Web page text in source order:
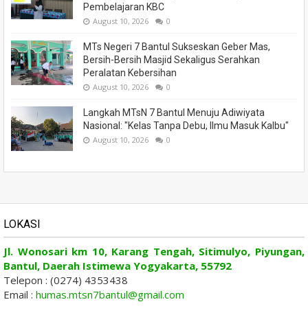
Pembelajaran KBC
August 10, 2026 0
MTs Negeri 7 Bantul Sukseskan Geber Mas,
Bersih-Bersih Masjid Sekaligus Serahkan
Peralatan Kebersihan
August 10, 2026 0
Langkah MTsN 7 Bantul Menuju Adiwiyata
Nasional: "Kelas Tanpa Debu, Ilmu Masuk Kalbu"
August 10, 2026 0
LOKASI
Jl. Wonosari km 10, Karang Tengah, Sitimulyo, Piyungan,
Bantul, Daerah Istimewa Yogyakarta, 55792
Telepon : (0274) 4353438
Email : humas.mtsn7bantul@gmail.com